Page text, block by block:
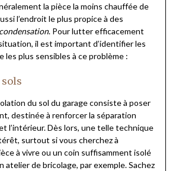
la pièce la moins chauffée de
l’endroit le plus propice à des
condensation. Pour lutter efficacement
il est important d’identifier les
les plus sensibles à ce problème :
du sol du garage consiste à poser
destinée à renforcer la séparation
l’intérieur. Dès lors, une telle technique
surtout si vous cherchez à
à vivre ou un coin suffisamment isolé
atelier de bricolage, par exemple. Sachez